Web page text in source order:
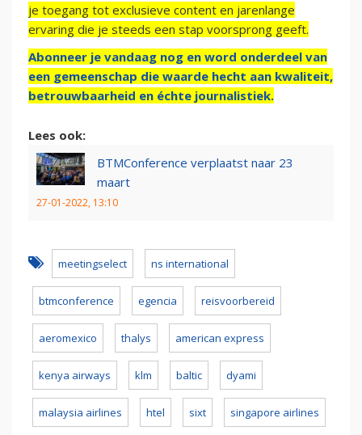
je toegang tot exclusieve content en jarenlange
ervaring die je steeds een stap voorsprong geeft.
Abonneer je vandaag nog en word onderdeel van
een gemeenschap die waarde hecht aan kwaliteit,
betrouwbaarheid en échte journalistiek.
Lees ook:
BTMConference verplaatst naar 23
maart
27-01-2022, 13:10
meetingselect ns international
btmconference egencia reisvoorbereid
aeromexico thalys american express
kenya airways klm baltic dyami
malaysia airlines htel sixt singapore airlines